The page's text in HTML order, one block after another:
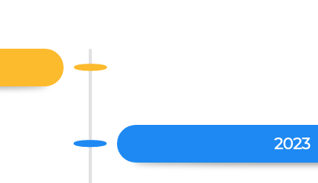
2023